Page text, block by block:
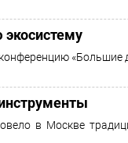
«Большие
в Москве